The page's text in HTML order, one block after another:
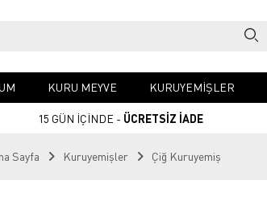
KURU MEYVE KURUYEMIŞLER
15 GÜN İÇİNDE - ÜCRETSİZ İADE
Sayfa Kuruyemişler Çiğ Kuruyemiş